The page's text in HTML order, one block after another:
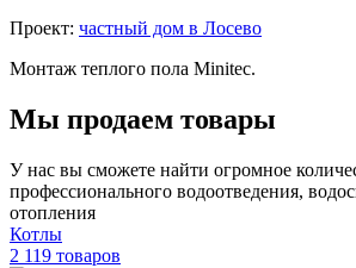
Проект: частный дом в Лосево
Монтаж теплого пола Minitec.
Мы продаем товары
У нас вы сможете найти огромное
профессионального водоотведения,
отопления
Котлы
2 119 товаров